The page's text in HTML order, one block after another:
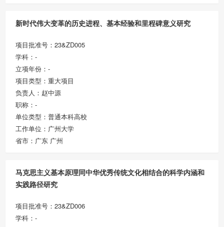
新时代伟大变革的历史进程、基本经验和里程碑意义研究
项目批准号：23&ZD005
学科：-
立项年份：-
项目类型：重大项目
负责人：赵中源
职称：-
单位类型：普通本科高校
工作单位：广州大学
省市：广东 广州
马克思主义基本原理同中华优秀传统文化相结合的科学内涵和
实践路径研究
项目批准号：23&ZD006
学科：-